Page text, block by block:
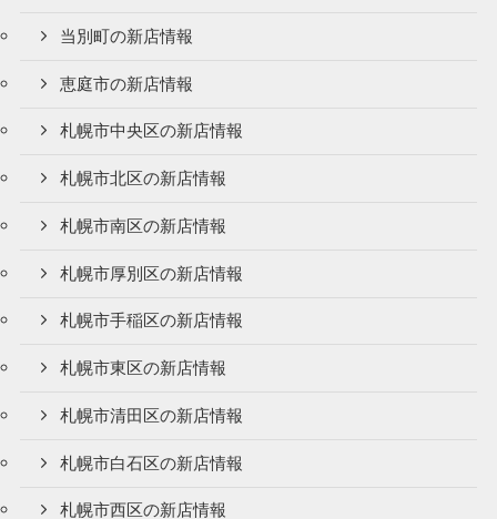
当別町の新店情報
恵庭市の新店情報
札幌市中央区の新店情報
札幌市北区の新店情報
札幌市南区の新店情報
札幌市厚別区の新店情報
札幌市手稲区の新店情報
札幌市東区の新店情報
札幌市清田区の新店情報
札幌市白石区の新店情報
札幌市西区の新店情報